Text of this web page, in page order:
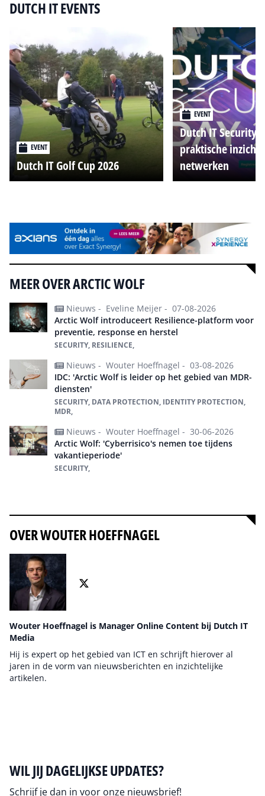
DUTCH IT EVENTS
EVENT
Dutch IT Golf Cup 2026
EVENT
Dutch IT Security
praktische
netwerken
MEER OVER ARCTIC WOLF
Nieuws - Eveline Meijer - 07-08-2026
Arctic Wolf introduceert Resilience-platform voor
preventie, response en herstel
SECURITY, RESILIENCE,
Nieuws - Wouter Hoeffnagel - 03-08-2026
IDC: 'Arctic Wolf is leider op het gebied van MDR-
diensten'
SECURITY, DATA PROTECTION, IDENTITY PROTECTION,
MDR,
Nieuws - Wouter Hoeffnagel - 30-06-2026
Arctic Wolf: 'Cyberrisico's nemen toe tijdens
vakantieperiode'
SECURITY,
OVER WOUTER HOEFFNAGEL
Wouter Hoeffnagel is Manager Online Content bij Dutch IT
Media
Hij is expert op het gebied van ICT en schrijft hierover al
jaren in de vorm van nieuwsberichten en inzichtelijke
artikelen.
WIL JIJ DAGELIJKSE UPDATES?
Schrijf je dan in voor onze nieuwsbrief!